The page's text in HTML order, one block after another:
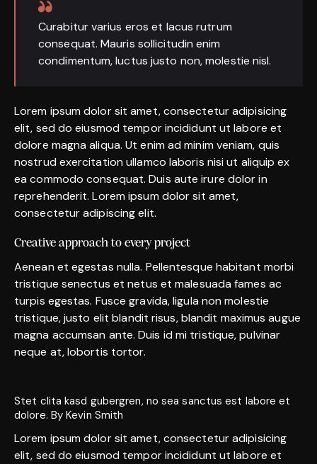
Curabitur varius eros et lacus rutrum
consequat. Mauris sollicitudin enim
condimentum, luctus justo non, molestie nisl.
Lorem ipsum dolor sit amet, consectetur adipisicing
elit, sed do eiusmod tempor incididunt ut labore et
dolore magna aliqua. Ut enim ad minim veniam, quis
nostrud exercitation ullamco laboris nisi ut aliquip ex
ea commodo consequat. Duis aute irure dolor in
reprehenderit. Lorem ipsum dolor sit amet,
consectetur adipiscing elit.
Creative approach to every project
Aenean et egestas nulla. Pellentesque habitant morbi
tristique senectus et netus et malesuada fames ac
turpis egestas. Fusce gravida, ligula non molestie
tristique, justo elit blandit risus, blandit maximus augue
magna accumsan ante. Duis id mi tristique, pulvinar
neque at, lobortis tortor.
Stet clita kasd gubergren, no sea sanctus est labore et
dolore. ByKevin Smith
Lorem ipsum dolor sit amet, consectetur adipisicing
elit, sed do eiusmod tempor incididunt ut labore et